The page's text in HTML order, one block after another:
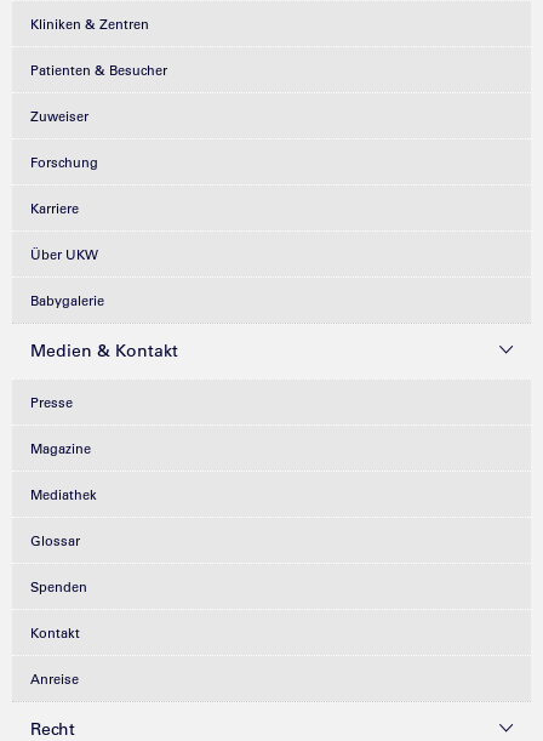
Kliniken & Zentren
Patienten & Besucher
Zuweiser
Forschung
Karriere
Über UKW
Babygalerie
Medien & Kontakt
Presse
Magazine
Mediathek
Glossar
Spenden
Kontakt
Anreise
Recht